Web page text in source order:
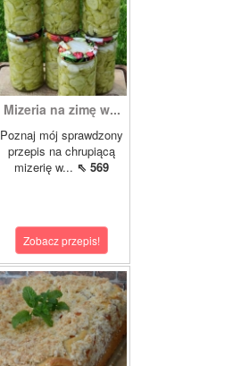
Mizeria na zimę w...
Poznaj mój sprawdzony
przepis na chrupiącą
mizerię w... ⇖ 569
Zobacz przepis!